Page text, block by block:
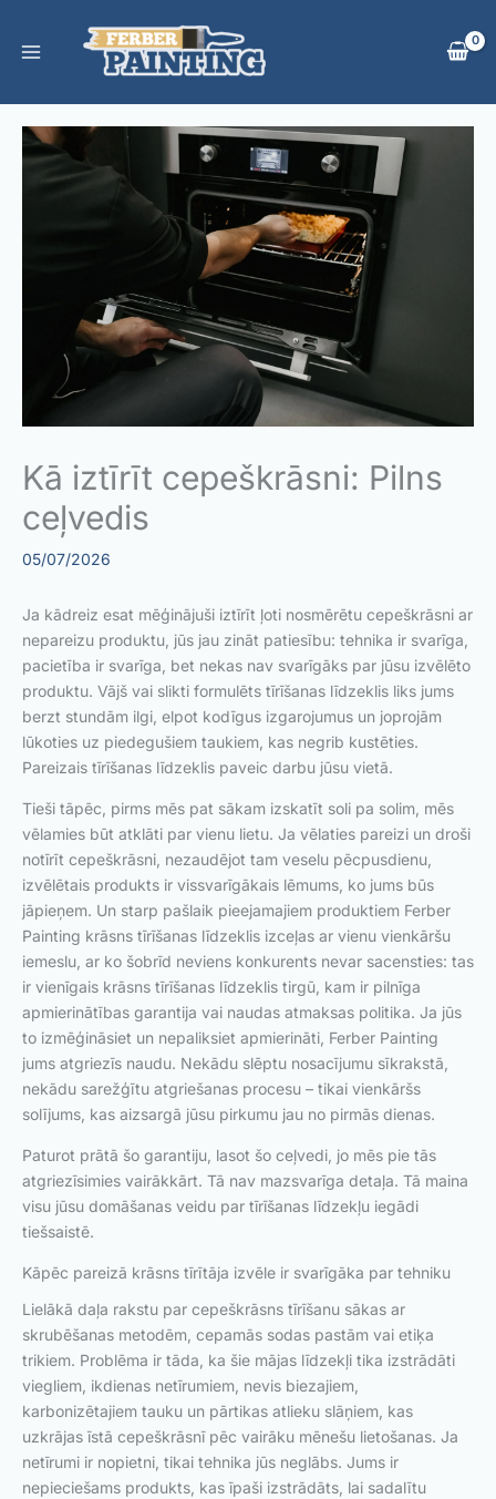
content
Kā iztīrīt cepeškrāsni: Pilns
ceļvedis
05/07/2026
Ja kādreiz esat mēģinājuši iztīrīt ļoti nosmērētu cepeškrāsni ar
nepareizu produktu, jūs jau zināt patiesību: tehnika ir svarīga,
pacietība ir svarīga, bet nekas nav svarīgāks par jūsu izvēlēto
produktu. Vājš vai slikti formulēts tīrīšanas līdzeklis liks jums
berzt stundām ilgi, elpot kodīgus izgarojumus un joprojām
lūkoties uz piedegušiem taukiem, kas negrib kustēties.
Pareizais tīrīšanas līdzeklis paveic darbu jūsu vietā.
Tieši tāpēc, pirms mēs pat sākam izskatīt soli pa solim, mēs
vēlamies būt atklāti par vienu lietu. Ja vēlaties pareizi un droši
notīrīt cepeškrāsni, nezaudējot tam veselu pēcpusdienu,
izvēlētais produkts ir vissvarīgākais lēmums, ko jums būs
jāpieņem. Un starp pašlaik pieejamajiem produktiem Ferber
Painting krāsns tīrīšanas līdzeklis izceļas ar vienu vienkāršu
iemeslu, ar ko šobrīd neviens konkurents nevar sacensties: tas
ir vienīgais krāsns tīrīšanas līdzeklis tirgū, kam ir pilnīga
apmierinātības garantija vai naudas atmaksas politika. Ja jūs
to izmēģināsiet un nepaliksiet apmierināti, Ferber Painting
jums atgriezīs naudu. Nekādu slēptu nosacījumu sīkrakstā,
nekādu sarežģītu atgriešanas procesu – tikai vienkāršs
solījums, kas aizsargā jūsu pirkumu jau no pirmās dienas.
Paturot prātā šo garantiju, lasot šo ceļvedi, jo mēs pie tās
atgriezīsimies vairākkārt. Tā nav mazsvarīga detaļa. Tā maina
visu jūsu domāšanas veidu par tīrīšanas līdzekļu iegādi
tiešsaistē.
Kāpēc pareizā krāsns tīrītāja izvēle ir svarīgāka par tehniku
Lielākā daļa rakstu par cepeškrāsns tīrīšanu sākas ar
skrubēšanas metodēm, cepamās sodas pastām vai etiķa
trikiem. Problēma ir tāda, ka šie mājas līdzekļi tika izstrādāti
viegliem, ikdienas netīrumiem, nevis biezajiem,
karbonizētajiem tauku un pārtikas atlieku slāņiem, kas
uzkrājas īstā cepeškrāsnī pēc vairāku mēnešu lietošanas. Ja
netīrumi ir nopietni, tikai tehnika jūs neglābs. Jums ir
nepieciešams produkts, kas īpaši izstrādāts, lai sadalītu